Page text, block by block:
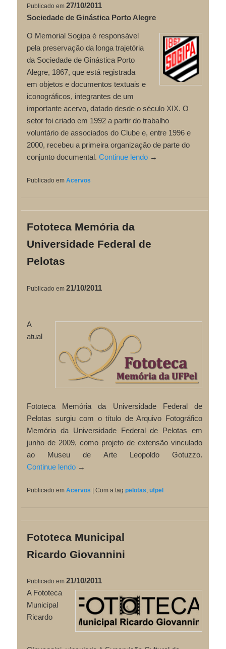
Publicado em27/10/2011
Sociedade de Ginástica Porto Alegre
O Memorial Sogipa é responsável
pela preservação da longa trajetória
da Sociedade de Ginástica Porto
Alegre, 1867, que está registrada
em objetos e documentos textuais e
iconográficos, integrantes de um
importante acervo, datado desde o século XIX. O
setor foi criado em 1992 a partir do trabalho
voluntário de associados do Clube e, entre 1996 e
2000, recebeu a primeira organização de parte do
conjunto documental.Continue lendo →
Publicado em Acervos
Fototeca Memória da
Universidade Federal de
Pelotas
Publicado em21/10/2011
A
atual
Fototeca Memória da Universidade Federal de
Pelotas surgiu com o título de Arquivo Fotográfico
Memória da Universidade Federal de Pelotas em
junho de 2009, como projeto de extensão vinculado
ao Museu de Arte Leopoldo Gotuzzo.
Continue lendo →
Publicado em Acervos |Com a tagpelotas ,ufpel
Fototeca Municipal
Ricardo Giovannini
Publicado em21/10/2011
A Fototeca
Municipal
Ricardo